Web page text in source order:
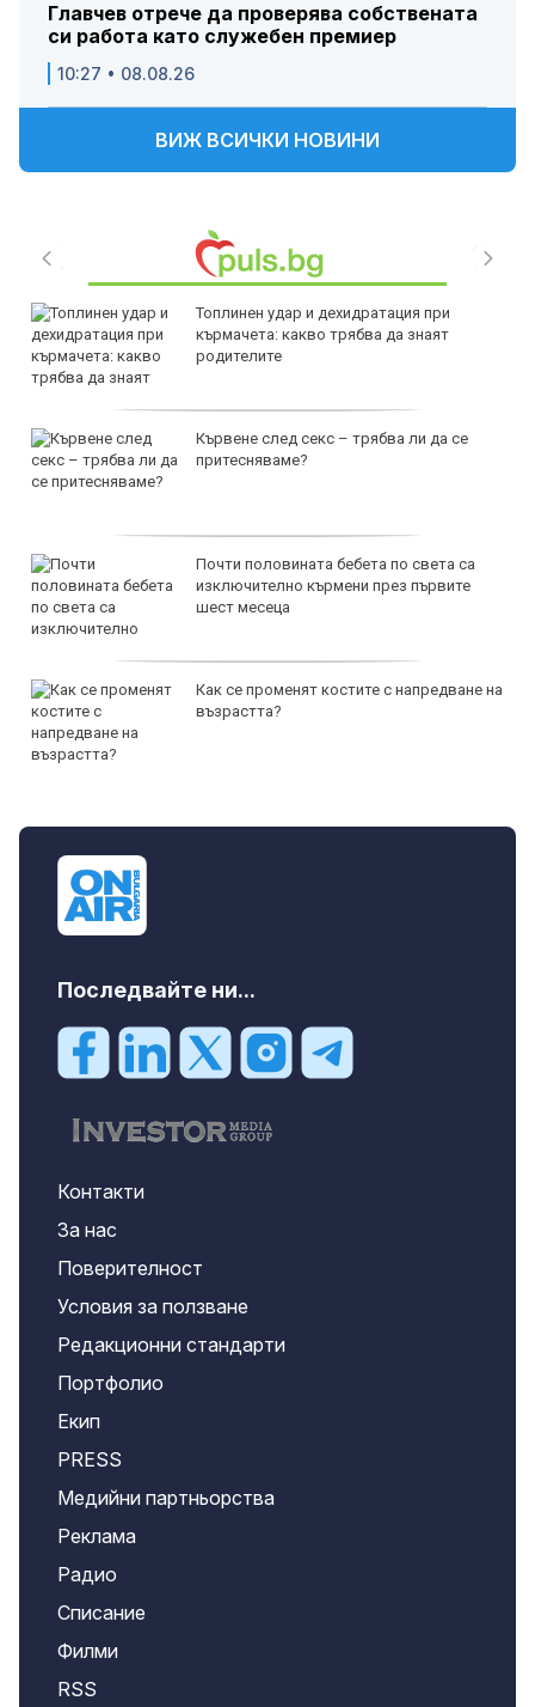
Главчев отрече да проверява собствената
си работа като служебен премиер
10:27 • 08.08.26
ВИЖ ВСИЧКИ НОВИНИ
Топлинен удар и дехидратация при
кърмачета: какво трябва да знаят
родителите
Кървене след секс – трябва ли да се
притесняваме?
Почти половината бебета по света са
изключително кърмени през първите
шест месеца
Как се променят костите с напредване на
възрастта?
Последвайте ни...
Контакти
За нас
Поверителност
Условия за ползване
Редакционни стандарти
Портфолио
Екип
PRESS
Медийни партньорства
Реклама
Радио
Списание
Филми
RSS